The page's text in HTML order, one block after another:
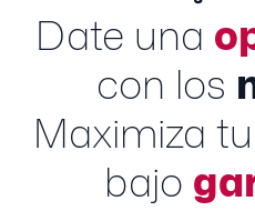
Date una
con los
Maximiza tu
bajo